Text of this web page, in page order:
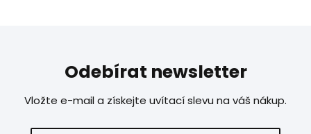
Odebírat newsletter
Vložte e-mail a získejte uvítací slevu na váš nákup.